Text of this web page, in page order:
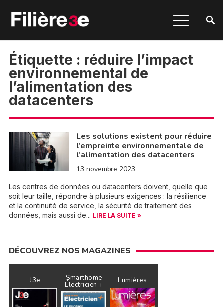
Étiquette : réduire l’impact
environnemental de
l’alimentation des
datacenters
Les solutions existent pour réduire
l’empreinte environnementale de
l’alimentation des datacenters
13 novembre 2023
Les centres de données ou datacenters doivent, quelle que
soit leur taille, répondre à plusieurs exigences : la résilience
et la continuité de service, la sécurité de traitement des
données, mais aussi de... LIRE LA SUITE »
DÉCOUVREZ NOS MAGAZINES
J3e Smarthome
Électricien + Lumières